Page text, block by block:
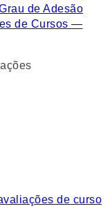
de Adesão
de Cursos —
de curso